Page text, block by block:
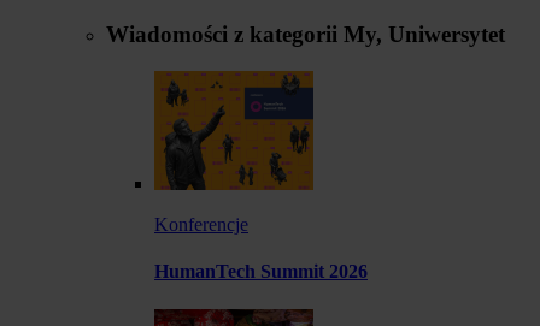
Wiadomości z kategorii My, Uniwersytet
Konferencje
HumanTech Summit 2026